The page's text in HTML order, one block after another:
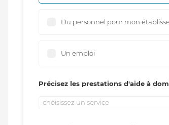
Du personnel pour mon
Un emploi
Précisez les prestations d'aide à
choisissez un service